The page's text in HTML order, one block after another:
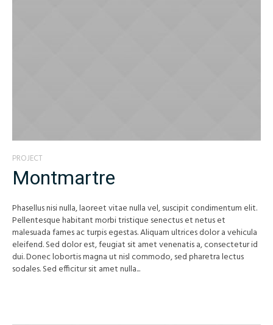
PROJECT
Montmartre
Phasellus nisi nulla, laoreet vitae nulla vel, suscipit condimentum elit.
Pellentesque habitant morbi tristique senectus et netus et
malesuada fames ac turpis egestas. Aliquam ultrices dolor a vehicula
eleifend. Sed dolor est, feugiat sit amet venenatis a, consectetur id
dui. Donec lobortis magna ut nisl commodo, sed pharetra lectus
sodales. Sed efficitur sit amet nulla...